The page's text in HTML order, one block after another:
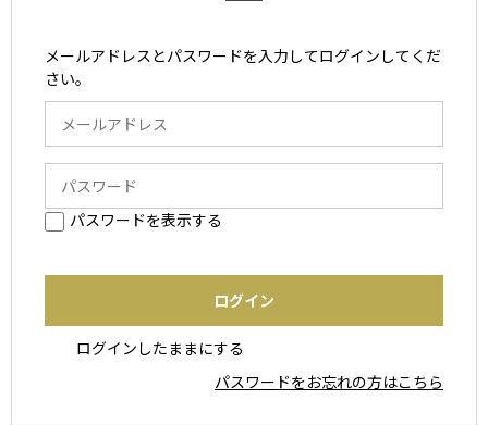
メールアドレスとパスワードを入力してログインしてくだ
さい。
パスワードを表示する
ログインしたままにする
パスワードをお忘れの方はこちら